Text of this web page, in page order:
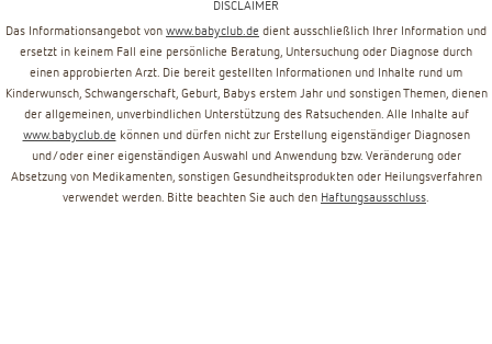
DISCLAIMER
Das Informationsangebot von www.babyclub.de dient ausschließlich Ihrer Information und
ersetzt in keinem Fall eine persönliche Beratung, Untersuchung oder Diagnose durch
einen approbierten Arzt. Die bereit gestellten Informationen und Inhalte rund um
Kinderwunsch, Schwangerschaft, Geburt, Babys erstem Jahr und sonstigen Themen, dienen
der allgemeinen, unverbindlichen Unterstützung des Ratsuchenden. Alle Inhalte auf
www.babyclub.de können und dürfen nicht zur Erstellung eigenständiger Diagnosen
und/oder einer eigenständigen Auswahl und Anwendung bzw. Veränderung oder
Absetzung von Medikamenten, sonstigen Gesundheitsprodukten oder Heilungsverfahren
verwendet werden. Bitte beachten Sie auch den Haftungsausschluss.